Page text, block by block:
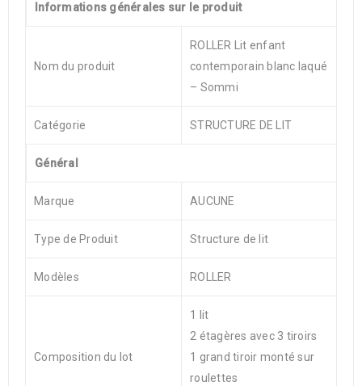
Informations générales sur le produit
Nom du produit
ROLLER Lit enfant
contemporain blanc laqué
– Sommi
Catégorie STRUCTURE DE LIT
Général
Marque AUCUNE
Type de Produit Structure de lit
Modèles ROLLER
Composition du lot
1 lit
2 étagères avec 3 tiroirs
1 grand tiroir monté sur
roulettes